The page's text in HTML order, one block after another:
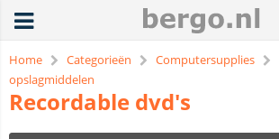
Home Categorieën Computersupplies
opslagmiddelen
Recordable dvd's